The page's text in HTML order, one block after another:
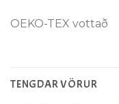
OEKO-TEX vottað
TENGDAR VÖRUR